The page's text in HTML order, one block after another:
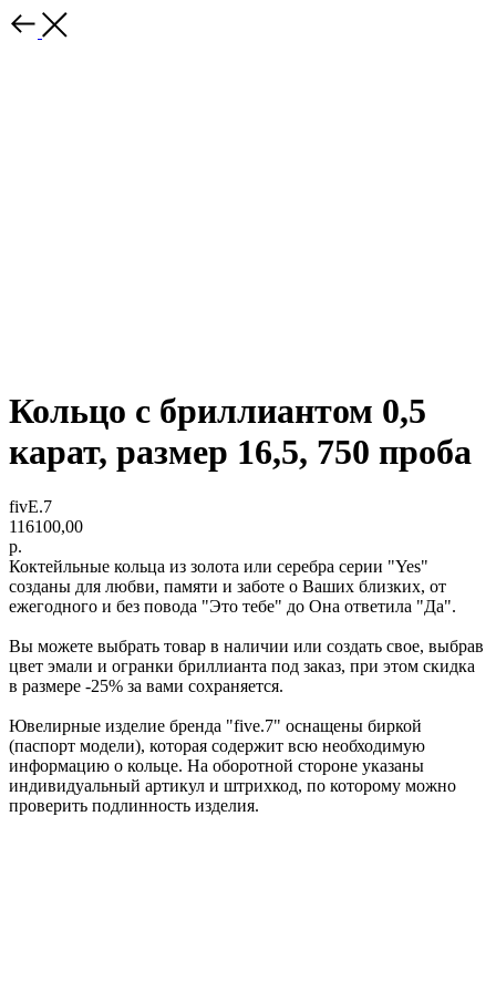
Кольцо с бриллиантом 0,5
карат, размер 16,5, 750 проба
fivE.7
116100,00
р.
Коктейльные кольца из золота или серебра серии "Yes"
созданы для любви, памяти и заботе о Ваших близких, от
ежегодного и без повода "Это тебе" до Она ответила "Да".
Вы можете выбрать товар в наличии или создать свое, выбрав
цвет эмали и огранки бриллианта под заказ, при этом скидка
в размере -25% за вами сохраняется.
Ювелирные изделие бренда "five.7" оснащены биркой
(паспорт модели), которая содержит всю необходимую
информацию о кольце. На оборотной стороне указаны
индивидуальный артикул и штрихкод, по которому можно
проверить подлинность изделия.